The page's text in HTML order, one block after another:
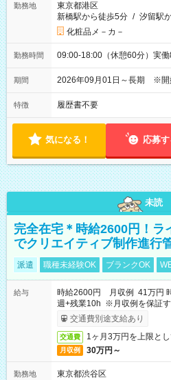
勤務地
東京都港区
新橋駅から徒歩5分 / 汐留駅
化粧品メ－カ－
勤務時間 09:00-18:00（休憩60分）実働
期間 2026年09月01日～長期 ※開
特徴 履歴書不要
気になる！ 応募す
未読
完全在宅＊時給2600円！ラ
でクリエイティブ制作進行
派遣 職種未経験OK ブランクOK
給与
時給2600円 月収例 41万円
週+残業10h ※月収例を保証
受取りサービス利用可（利用条
交通費別途支給あり
交通費 1ヶ月3万円を上限と
月収例 30万円～
勤務地
東京都渋谷区